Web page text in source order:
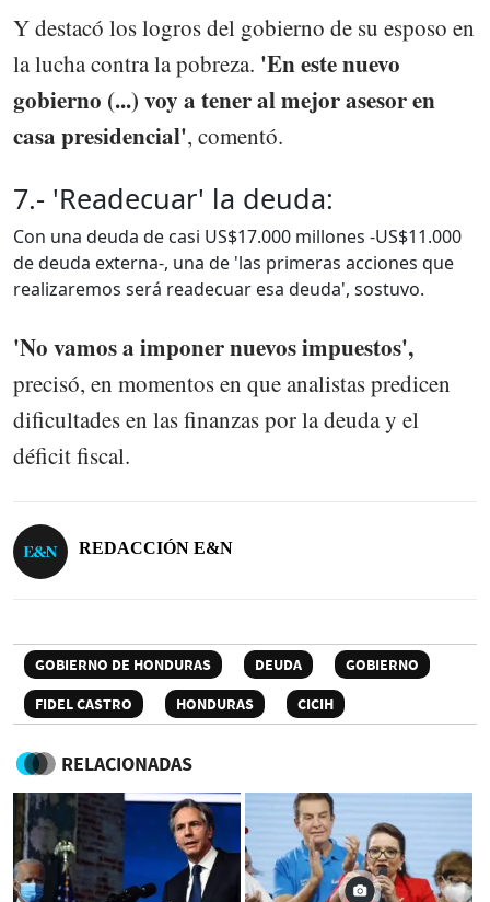
Y destacó los logros del gobierno de su esposo en
la lucha contra la pobreza. 'En este nuevo
gobierno (...) voy a tener al mejor asesor en
casa presidencial', comentó.
7.- 'Readecuar' la deuda:
Con una deuda de casi US$17.000 millones -US$11.000
de deuda externa-, una de 'las primeras acciones que
realizaremos será readecuar esa deuda', sostuvo.
'No vamos a imponer nuevos impuestos',
precisó, en momentos en que analistas predicen
dificultades en las finanzas por la deuda y el
déficit fiscal.
REDACCIÓN E&N
GOBIERNO DE HONDURAS DEUDA
GOBIERNO
FIDEL CASTRO
HONDURAS CICIH
RELACIONADAS